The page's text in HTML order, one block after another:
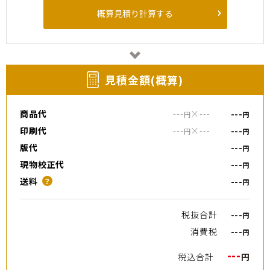
概算見積り計算する
⾒積⾦額(概算)
商品代 ---円×--- ---円
印刷代 ---円×--- ---円
版代 ---円
現物校正代 ---円
送料 ？ ---円
税抜合計 ---円
消費税 ---円
税込合計 ---円